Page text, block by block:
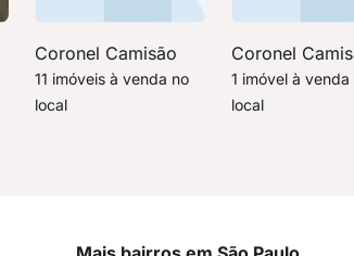
Coronel Camisão
11 imóveis à venda no
local
Coronel
1 imóvel à venda
local